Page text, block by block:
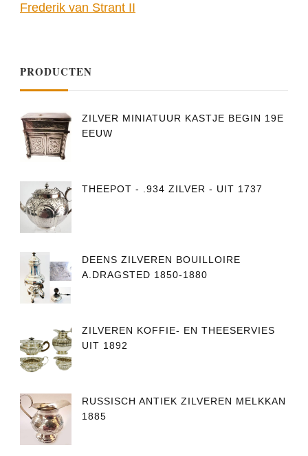
Frederik van Strant II
PRODUCTEN
ZILVER MINIATUUR KASTJE BEGIN 19E
EEUW
THEEPOT - .934 ZILVER - UIT 1737
DEENS ZILVEREN BOUILLOIRE
A.DRAGSTED 1850-1880
ZILVEREN KOFFIE- EN THEESERVIES
UIT 1892
RUSSISCH ANTIEK ZILVEREN MELKKAN
1885